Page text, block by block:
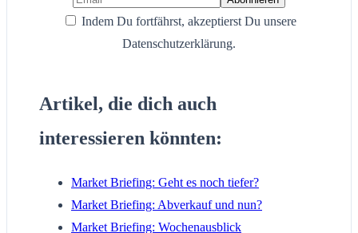
Indem Du fortfährst, akzeptierst Du unsere
Datenschutzerklärung.
Artikel, die dich auch
interessieren könnten:
Market Briefing: Geht es noch tiefer?
Market Briefing: Abverkauf und nun?
Market Briefing: Wochenausblick